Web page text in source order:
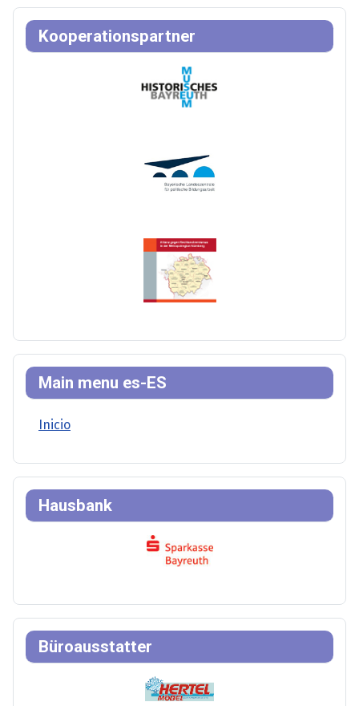
Kooperationspartner
Main menu es-ES
Inicio
Hausbank
Büroausstatter